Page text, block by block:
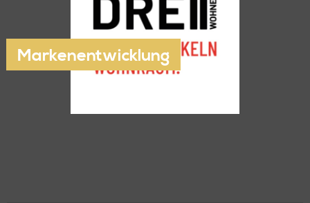
Markenentwicklung